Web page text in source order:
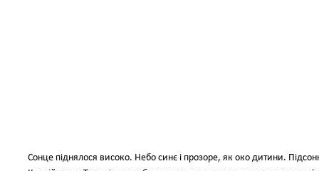
Сонце піднялося високо. Небо синє і прозоре, як око дитини.